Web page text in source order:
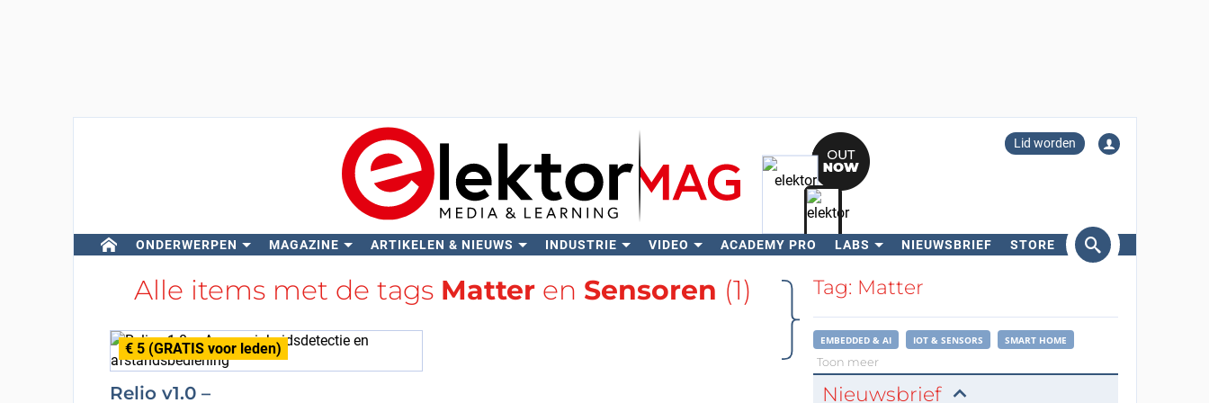
Lid worden
ONDERWERPEN MAGAZINE ARTIKELEN & NIEUWS INDUSTRIE VIDEO ACADEMY PRO LABS NIEUWSBRIEF STORE
Zoeken
Alle items met de tags Matter en Sensoren (1)
€ 5 (GRATIS voor leden)
Relio v1.0 –
Tag: Matter
EMBEDDED & AI IOT & SENSORS SMART HOME
Toon meer
Nieuwsbrief